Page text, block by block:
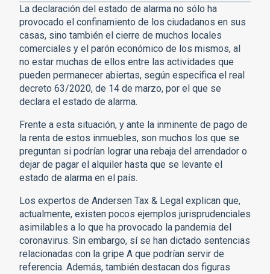
La declaración del estado de alarma no sólo ha
provocado el confinamiento de los ciudadanos en sus
casas, sino también el cierre de muchos locales
comerciales y el parón económico de los mismos, al
no estar muchas de ellos entre las actividades que
pueden permanecer abiertas, según especifica el real
decreto 63/2020, de 14 de marzo, por el que se
declara el estado de alarma.
Frente a esta situación, y ante la inminente de pago de
la renta de estos inmuebles, son muchos los que se
preguntan si podrían lograr una rebaja del arrendador o
dejar de pagar el alquiler hasta que se levante el
estado de alarma en el país.
Los expertos de Andersen Tax & Legal explican que,
actualmente, existen pocos ejemplos jurisprudenciales
asimilables a lo que ha provocado la pandemia del
coronavirus. Sin embargo, sí se han dictado sentencias
relacionadas con la gripe A que podrían servir de
referencia. Además, también destacan dos figuras